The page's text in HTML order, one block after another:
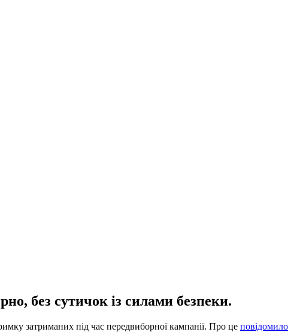
без сутичок із силами безпеки.
затриманих під час передвиборної кампанії. Про це повідомило